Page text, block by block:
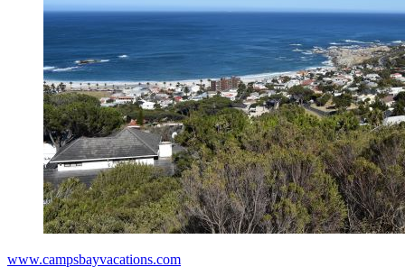
www.campsbayvacations.com